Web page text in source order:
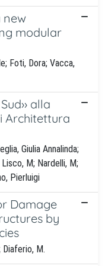
new
modular
Foti, Dora; Vacca,
alla
Architettura
Giulia Annalinda;
Lisco, M; Nardelli, M;
Pierluigi
Damage
by
Diaferio, M.